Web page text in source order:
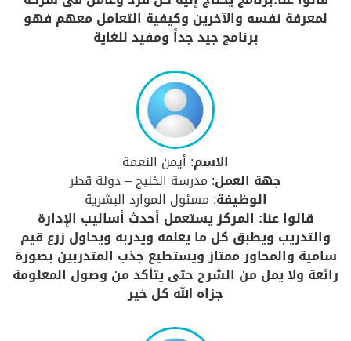
لمعرفة نفسه والآخرين وكيفية التعامل معهم فهو
برنامج جيد جداً ومفيد للغاية
الاسم: أيمن النعمة
جهة العمل: مدرسة الخليج – دولة قطر
الوظيفة: مسئول الموارد البشرية
قالوا عنا: المركز يستعمل أحدث أساليب الإدارة
والتدريب ويطبق كل ما يعلمه ويدربه ويحاول زرع قيم
سامية والمحاور ممتاز ويستطيع جذب المتدربين بصورة
رائعة ولا يمل من الشرح حتى يتأكد من وصول المعلومة
جزاه الله كل خير